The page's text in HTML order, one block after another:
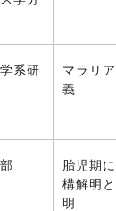
系研
マラリ
義
胎児期
構解明
明